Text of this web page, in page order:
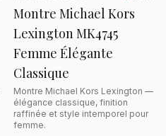
Montre Michael Kors
Lexington MK4745
Femme Élégante
Classique
Montre Michael Kors Lexington —
élégance classique, finition
raffinée et style intemporel pour
femme.